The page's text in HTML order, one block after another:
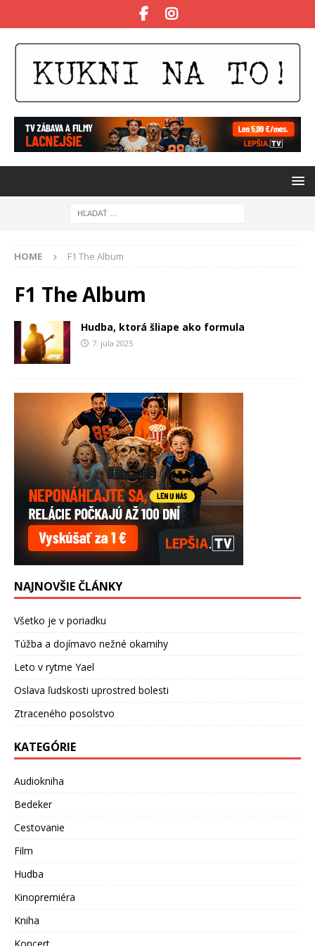
HOME F1 The Album
F1 The Album
Hudba, ktorá šliape ako formula
7. júla 2025
NAJNOVŠIE ČLÁNKY
Všetko je v poriadku
Túžba a dojímavo nežné okamihy
Leto v rytme Yael
Oslava ľudskosti uprostred bolesti
Ztraceného posolstvo
KATEGÓRIE
Audiokniha
Bedeker
Cestovanie
Film
Hudba
Kinopremiéra
Kniha
Koncert